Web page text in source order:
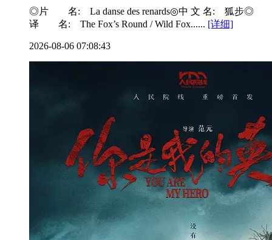
◎片 名: La danse des renards◎中 文 名: 狐步◎
译 名: The Fox’s Round / Wild Fox...... [详细]
2026-08-06 07:08:43